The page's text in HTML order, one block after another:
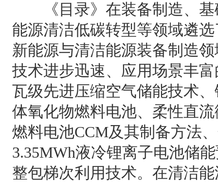
《目录》在装备制造、基
能源清洁低碳转型等领域遴
新能源与清洁能源装备制造
技术进步迅速、应用场景丰
瓦级先进压缩空气储能技术
体氧化物燃料电池、柔性直
燃料电池CCM及其制备方法
3.35MWh液冷锂离子电池储
整包梯次利用技术。在清洁